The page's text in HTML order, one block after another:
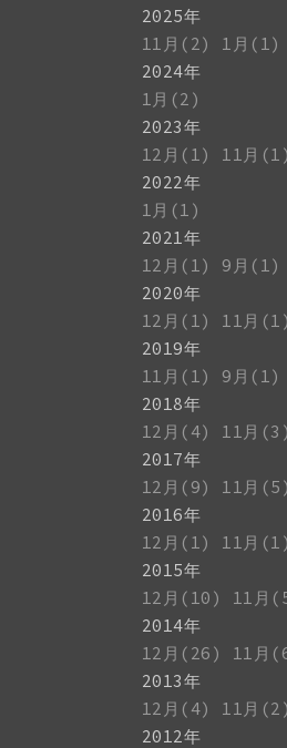
2025年
11月(2)
1月(1)
2024年
1月(2)
2023年
12月(1)
11月(1)
2022年
1月(1)
2021年
12月(1)
9月(1)
2020年
12月(1)
11月(1)
2019年
11月(1)
9月(1)
2018年
12月(4)
11月(3)
2017年
12月(9)
11月(5)
2016年
12月(1)
11月(1)
2015年
12月(10)
11月
2014年
12月(26)
11月
2013年
12月(4)
11月(2)
2012年